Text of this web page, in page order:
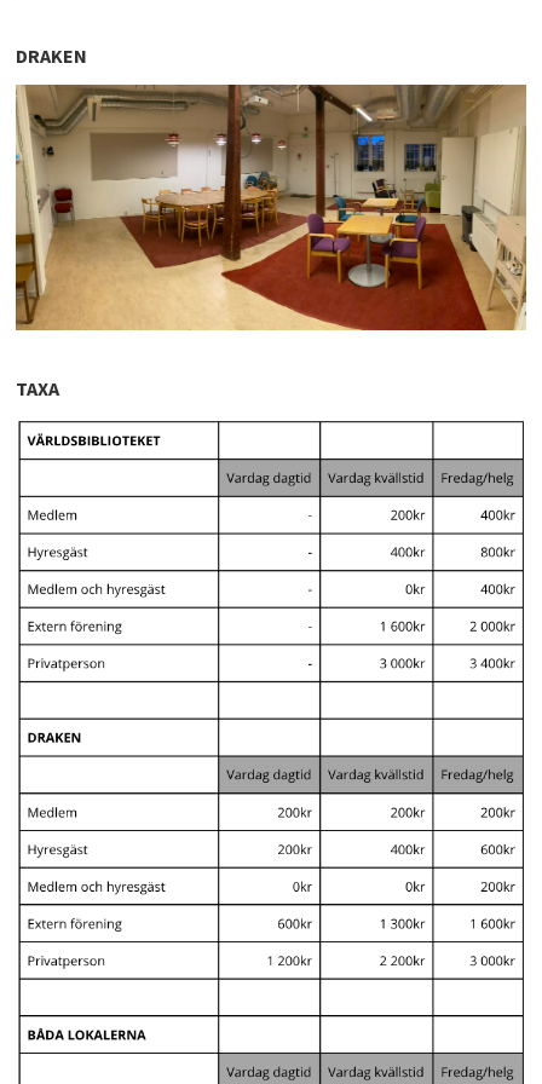
DRAKEN
draken_panorama.jpeg
TAXA
hyresnivaer_solidaritetshuset.png